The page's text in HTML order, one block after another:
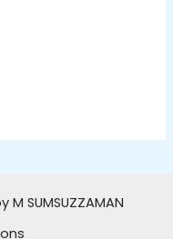
SUMSUZZAMAN